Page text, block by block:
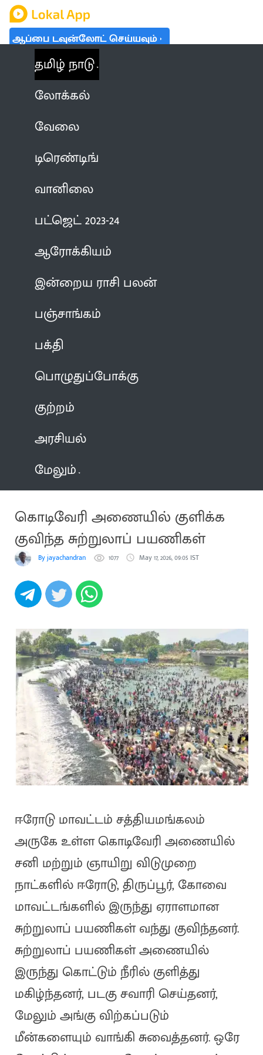
ஆப்பை டவுன்லோட் செய்யவும்
தமிழ் நாடு
லோக்கல்
வேலை
டிரெண்டிங்
வானிலை
பட்ஜெட் 2023-24
ஆரோக்கியம்
இன்றைய ராசி பலன்
பஞ்சாங்கம்
பக்தி
பொழுதுப்போக்கு
குற்றம்
அரசியல்
மேலும்
கொடிவேரி அணையில் குளிக்க
குவிந்த சுற்றுலாப் பயணிகள்
By jayachandran 1077 May 17, 2026, 09:05 IST
ஈரோடு மாவட்டம் சத்தியமங்கலம்
அருகே உள்ள கொடிவேரி அணையில்
சனி மற்றும் ஞாயிறு விடுமுறை
நாட்களில் ஈரோடு, திருப்பூர், கோவை
மாவட்டங்களில் இருந்து ஏராளமான
சுற்றுலாப் பயணிகள் வந்து குவிந்தனர்.
சுற்றுலாப் பயணிகள் அணையில்
இருந்து கொட்டும் நீரில் குளித்து
மகிழ்ந்தனர், படகு சவாரி செய்தனர்,
மேலும் அங்கு விற்கப்படும்
மீன்களையும் வாங்கி சுவைத்தனர். ஒரே